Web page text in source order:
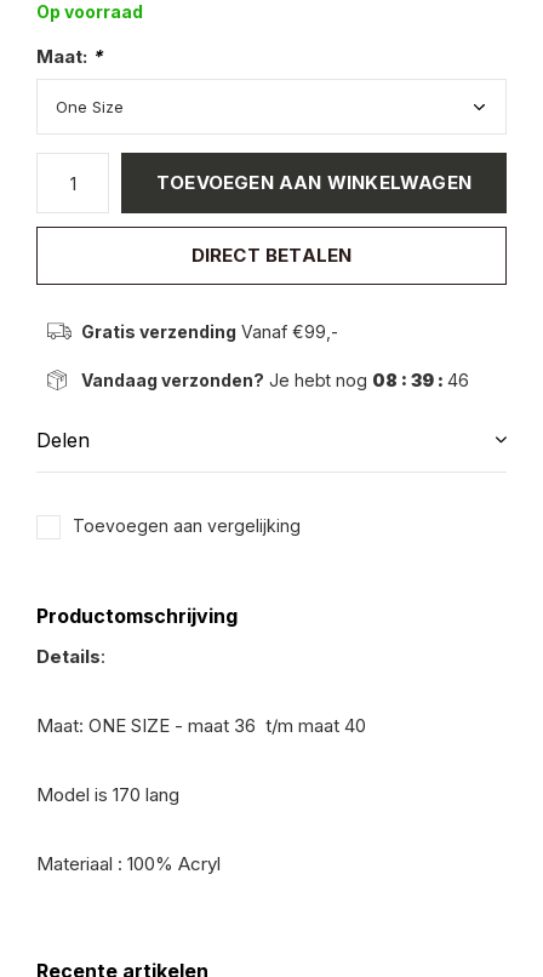
Op voorraad
Maat: *
TOEVOEGEN AAN WINKELWAGEN
DIRECT BETALEN
Gratis verzending Vanaf €99,-
Vandaag verzonden? Je hebt nog 08 : 39 : 46
Delen
Toevoegen aan vergelijking
Productomschrijving
Details:
Maat: ONE SIZE - maat 36 t/m maat 40
Model is 170 lang
Materiaal : 100% Acryl
Recente artikelen